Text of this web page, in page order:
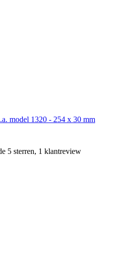
model 1320 - 254 x 30 mm
5 sterren, 1 klantreview